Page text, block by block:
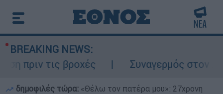
BREAKING NEWS:
βροχές
Συναγερμός στον
δημοφιλές τώρα: «Θέλω τον πατέρα μου»: 27χρονη